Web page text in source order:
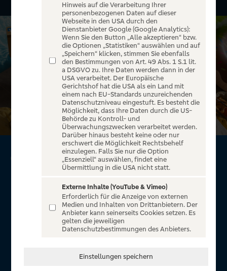
GoldCard von Visa*
Mehr Sicherheit. Mehr Freiheit.
Reiseservice mit 7 % Reisebonus
Exklusive 10 % Reisebonus bei der Eigenmarke UP
Sicher online bezahlen durch Visa Secure
Hinweis auf die Verarbeitung Ihrer
personenbezogenen Daten auf dieser
Webseite in den USA durch den
Dienstanbieter Google (Google Analytics):
Wenn Sie den Button „Alle akzeptieren“ bzw.
die Optionen „Statistiken“ auswählen und auf
„Speichern“ klicken, stimmen Sie ebenfalls
den Bestimmungen von Art. 49 Abs. 1 S.1 lit.
a DSGVO zu. Ihre Daten werden dann in der
USA verarbeitet. Der Europäische
Gerichtshof hat die USA als ein Land mit
einem nach EU-Standards unzureichenden
Datenschutzniveau eingestuft. Es besteht die
Möglichkeit, dass Ihre Daten durch die US-
Behörde zu Kontroll- und
Überwachungszwecken verarbeitet werden.
Darüber hinaus besteht keine oder nur
erschwert die Möglichkeit Rechtsbehelf
einzulegen. Falls Sie nur die Option
„Essenziell“ auswählen, findet eine
Übermittlung in die USA nicht statt.
Externe Inhalte (YouTube & Vimeo)
Erforderlich für die Anzeige von externen
Medien und Inhalten von Drittanbietern. Der
Anbieter kann seinerseits Cookies setzen. Es
gelten die jeweiligen
Datenschutzbestimmungen des Anbieters.
Einstellungen speichern